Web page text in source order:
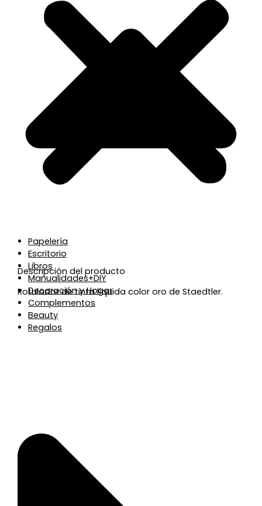
Papelería
Escritorio
Libros
Manualidades+DIY
Decoración y Hogar
Complementos
Beauty
Regalos
Descripción del producto
Rotulador de tinta líquida color oro de Staedtler.